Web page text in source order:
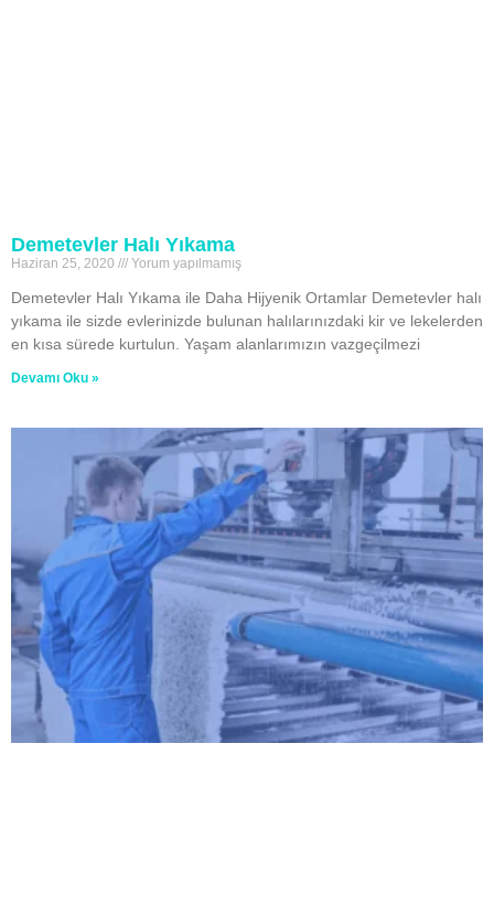
Demetevler Halı Yıkama
Haziran 25, 2020 Yorum yapılmamış
Demetevler Halı Yıkama ile Daha Hijyenik Ortamlar Demetevler halı
yıkama ile sizde evlerinizde bulunan halılarınızdaki kir ve lekelerden
en kısa sürede kurtulun. Yaşam alanlarımızın vazgeçilmezi
Devamı Oku »